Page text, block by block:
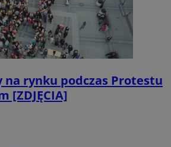
na rynku podczas Protestu
[ZDJĘCIA]